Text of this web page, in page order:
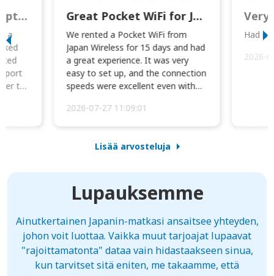
This was wonderful option to a family of four. Everything worked smoothly.
a
to
Great Pocket WiFi for Japan Travel
We rented a Pocket WiFi from
Japan Wireless for 15 days and had
a great experience. It was very
easy to set up, and the connection
speeds were excellent even with
2026-07-27 11:09:01
Very
Had
2026-
Lisää arvosteluja
Lupauksemme
Ainutkertainen Japanin-matkasi ansaitsee yhteyden,
johon voit luottaa. Vaikka muut tarjoajat lupaavat
"rajoittamatonta" dataa vain hidastaakseen sinua,
kun tarvitset sitä eniten, me takaamme, että